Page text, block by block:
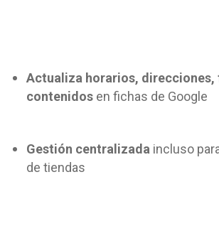
Actualiza horarios, direcciones,
contenidos en fichas de Google
Gestión centralizada incluso
de tiendas